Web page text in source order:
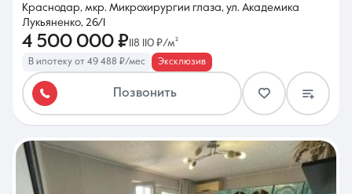
Краснодар, мкр. Микрохирургии глаза, ул. Академика
Лукьяненко, 26/1
4 500 000 ₽ 118 110 ₽/м²
В ипотеку от 49 488 ₽/мес Эксклюзив
Позвонить